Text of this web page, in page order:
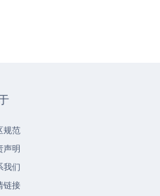
规范
声明
我们
链接